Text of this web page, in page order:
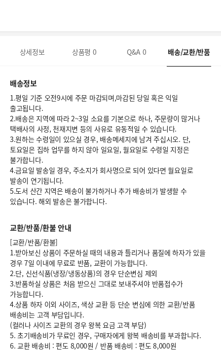
상세정보 상품평 0 Q&A 0 배송/교환/반품
배송정보
1.평일 기준 오전9시에 주문 마감되며,마감된 당일 혹은 익일
출고됩니다.
2.배송은 지역에 따라 2~3일 소요를 기본으로 하나, 주문량이 많거나
택배사의 사정, 천재지변 등의 사유로 유동적일 수 있습니다.
3.원하는 수령일이 있으실 경우, 배송메세지에 남겨 주십시오. 단,
토요일은 집하 업무를 하지 않아 일요일, 월요일로 수령일 지정은
불가합니다.
4.금요일 발송일 경우, 주소지가 회사명으로 되어 있다면 월요일로
발송이 연기됩니다.
5.도서 산간 지역은 배송이 불가하거나 추가 배송비가 발생할 수
있습니다. 해외 발송은 불가합니다.
교환/반품/환불 안내
[교환/반품/환불]
1.받아보신 상품이 주문하실 때의 내용과 틀리거나 품질에 하자가 있을
경우 7일 이내에 무료로 반품, 교환이 가능합니다.
2.단, 신선식품(냉장/냉동상품)의 경우 단순변심 제외
3.반품하실 상품은 처음 받으신 그대로 보내주셔야 반품접수가
가능합니다.
4.상품 하자 이외 사이즈, 색상 교환 등 단순 변심에 의한 교환/반품
배송비는 고객 부담입니다.
(컬러나 사이즈 교환의 경우 왕복 요금 고객 부담)
5. 초기배송비가 무료인 경우, 구매자에게 왕복 배송비를 부과합니다.
6.교환 배송비 : 편도 8,000원 / 반품 배송비 : 편도 8,000원